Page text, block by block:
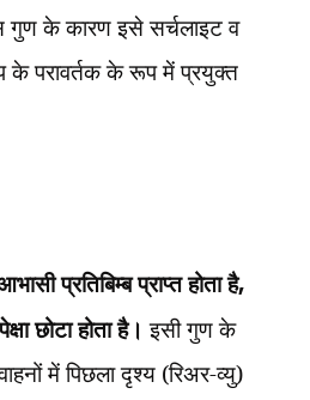
गुण के कारण इसे सर्चलाइट व
के परावर्तक के रूप में प्रयुक्त
प्रतिबिम्ब प्राप्त होता है,
छोटा होता है। इसी गुण के
में पिछला दृश्य (रिअर-व्यु)